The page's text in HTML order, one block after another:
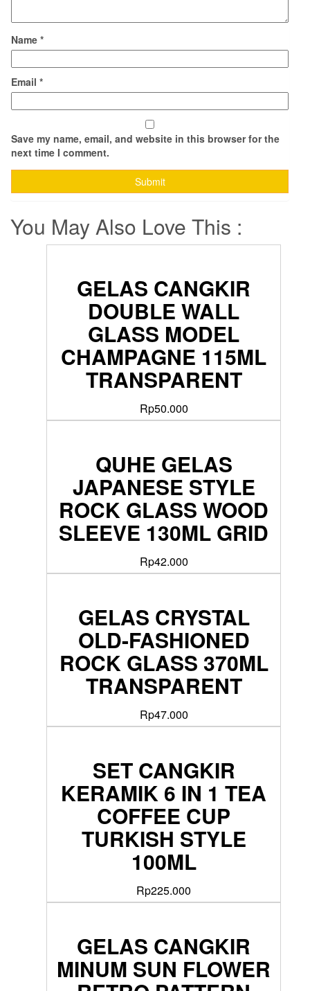
Name *
Email *
Save my name, email, and website in this browser for the
next time I comment.
You May Also Love This :
GELAS CANGKIR
DOUBLE WALL
GLASS MODEL
CHAMPAGNE 115ML
TRANSPARENT
Rp50.000
QUHE GELAS
JAPANESE STYLE
ROCK GLASS WOOD
SLEEVE 130ML GRID
Rp42.000
GELAS CRYSTAL
OLD-FASHIONED
ROCK GLASS 370ML
TRANSPARENT
Rp47.000
SET CANGKIR
KERAMIK 6 IN 1 TEA
COFFEE CUP
TURKISH STYLE
100ML
Rp225.000
GELAS CANGKIR
MINUM SUN FLOWER